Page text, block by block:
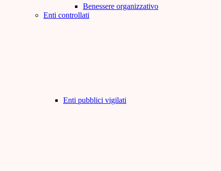
Benessere organizzativo
Enti controllati
Enti pubblici vigilati